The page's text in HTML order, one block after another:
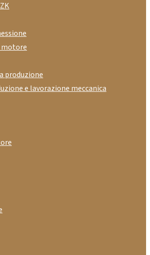
motore
produzione
e lavorazione meccanica